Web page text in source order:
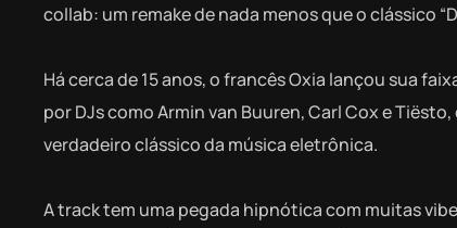
collab: um remake de nada menos que o clássico
Há cerca de 15 anos, o francês Oxia lançou sua
por DJs como Armin van Buuren, Carl Cox e
verdadeiro clássico da música eletrônica.
A track tem uma pegada hipnótica com muitas